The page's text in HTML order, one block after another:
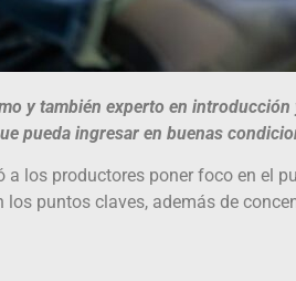
y también experto en
pueda ingresar en buenas
a los productores poner foco en el
puntos claves, además de